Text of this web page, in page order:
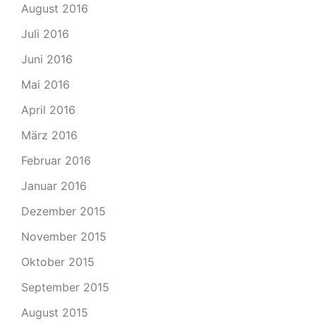
August 2016
Juli 2016
Juni 2016
Mai 2016
April 2016
März 2016
Februar 2016
Januar 2016
Dezember 2015
November 2015
Oktober 2015
September 2015
August 2015